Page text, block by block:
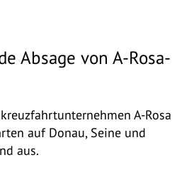
Absage von A-Rosa-
A-Rosa
auf Donau, Seine und
aus.